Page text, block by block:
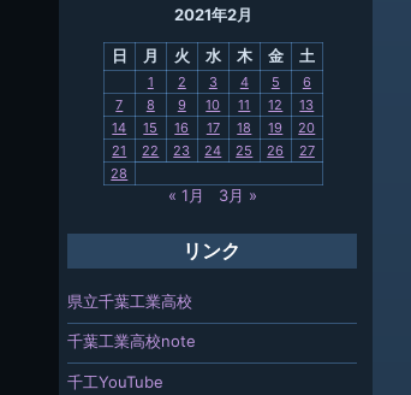
2021年2月
日 月 火 水 木 金 土
1 2 3 4 5
6
7
8 9 10 11 12
13
14
15 16 17 18 19
20
21
22 23 24 25 26
27
28
« 1月 3月 »
リンク
県立千葉工業高校
千葉工業高校note
千工YouTube